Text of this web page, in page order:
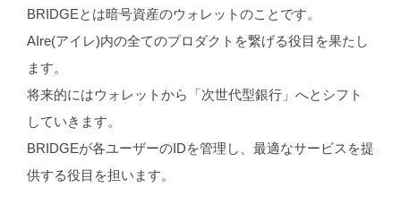
BRIDGEとは暗号資産のウォレットのことです。
AIre(アイレ)内の全てのプロダクトを繋げる役目を果たし
ます。
将来的にはウォレットから「次世代型銀行」へとシフト
していきます。
BRIDGEが各ユーザーのIDを管理し、最適なサービスを提
供する役目を担います。